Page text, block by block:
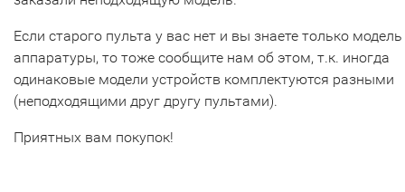
Если старого пульта у вас нет и вы знаете только модель
аппаратуры, то тоже сообщите нам об этом, т.к. иногда
одинаковые модели устройств комплектуются разными
(неподходящими друг другу пультами).
Приятных вам покупок!